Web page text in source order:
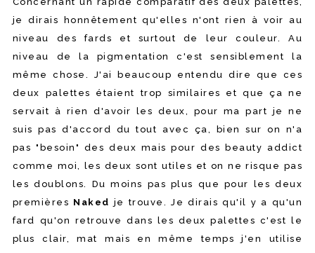
je dirais honnêtement qu'elles n'ont rien à voir au
niveau des fards et surtout de leur couleur. Au
niveau de la pigmentation c'est sensiblement la
même chose. J'ai beaucoup entendu dire que ces
deux palettes étaient trop similaires et que ça ne
servait à rien d'avoir les deux, pour ma part je ne
suis pas d'accord du tout avec ça, bien sur on n'a
pas "besoin" des deux mais pour des beauty addict
comme moi, les deux sont utiles et on ne risque pas
les doublons. Du moins pas plus que pour les deux
premières Naked je trouve. Je dirais qu'il y a qu'un
fard qu'on retrouve dans les deux palettes c'est le
plus clair, mat mais en même temps j'en utilise